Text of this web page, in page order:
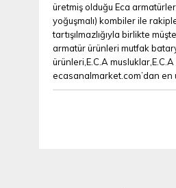
üretmiş olduğu Eca
yoğuşmalı) kombiler ile
tartışılmazlığıyla birlikte
armatür ürünleri mutfak
ürünleri,E.C.A
ecasanalmarket.com’dan en